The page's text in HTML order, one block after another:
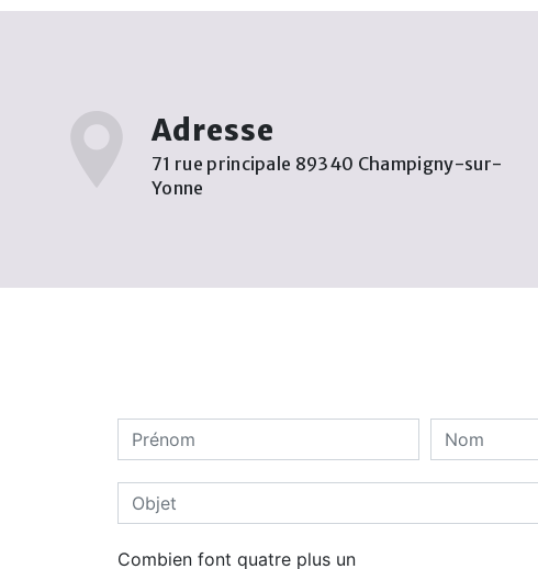
Adresse
71 rue principale 89340 Champigny-sur-
Yonne
Combien font quatre plus un